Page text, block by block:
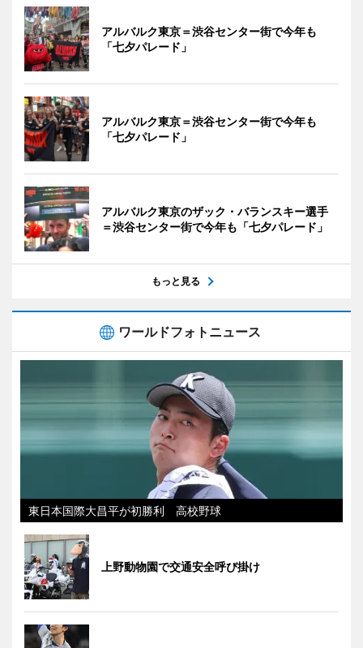
アルバルク東京＝渋谷センター街で今年も
「七夕パレード」
アルバルク東京＝渋谷センター街で今年も
「七夕パレード」
アルバルク東京のザック・バランスキー選手
＝渋谷センター街で今年も「七夕パレード」
もっと見る
ワールドフォトニュース
東日本国際大昌平が初勝利 高校野球
上野動物園で交通安全呼び掛け